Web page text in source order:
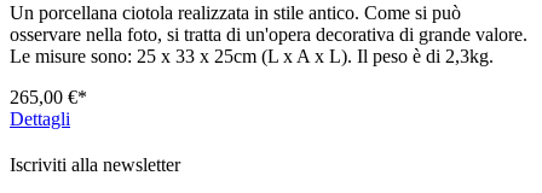
Un porcellana ciotola realizzata in stile antico. Come si può
osservare nella foto, si tratta di un'opera decorativa di grande valore.
Le misure sono: 25 x 33 x 25cm (L x A x L). Il peso è di 2,3kg.
265,00 €*
Dettagli
Iscriviti alla newsletter